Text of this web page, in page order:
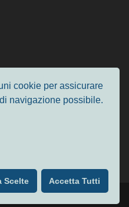
cookie per assicurare
navigazione possibile.
Scelte Accetta Tutti